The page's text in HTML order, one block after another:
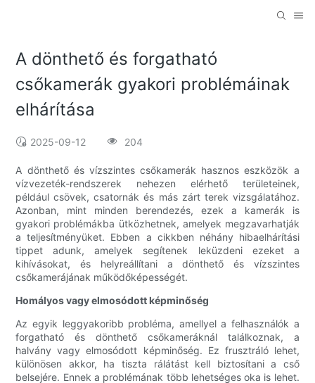
A dönthető és forgatható
csőkamerák gyakori problémáinak
elhárítása
2025-09-12 204
A dönthető és vízszintes csőkamerák hasznos eszközök a
vízvezeték-rendszerek nehezen elérhető területeinek,
például csövek, csatornák és más zárt terek vizsgálatához.
Azonban, mint minden berendezés, ezek a kamerák is
gyakori problémákba ütközhetnek, amelyek megzavarhatják
a teljesítményüket. Ebben a cikkben néhány hibaelhárítási
tippet adunk, amelyek segítenek leküzdeni ezeket a
kihívásokat, és helyreállítani a dönthető és vízszintes
csőkamerájának működőképességét.
Homályos vagy elmosódott képminőség
Az egyik leggyakoribb probléma, amellyel a felhasználók a
forgatható és dönthető csőkameráknál találkoznak, a
halvány vagy elmosódott képminőség. Ez frusztráló lehet,
különösen akkor, ha tiszta rálátást kell biztosítani a cső
belsejére. Ennek a problémának több lehetséges oka is lehet.